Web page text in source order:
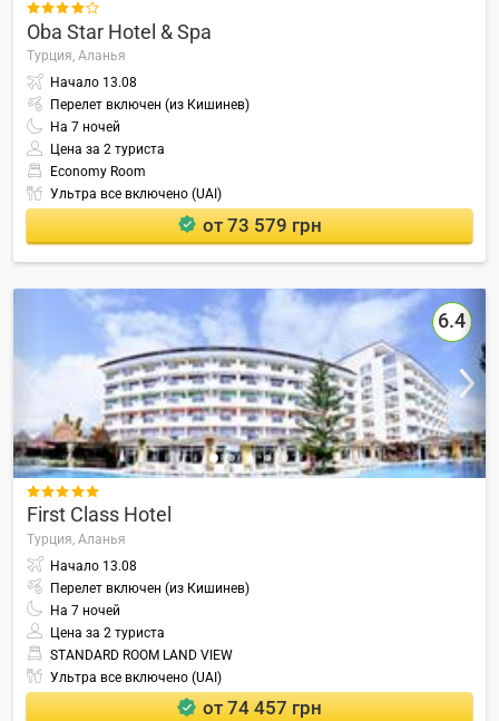

Oba Star Hotel & Spa
Турция, Аланья
Начало 13.08
Перелет включен (из Кишинев)
На 7 ночей
Цена за 2 туриста
Economy Room
Ультра все включено (UAI)
от 73 579 грн
6.4

First Class Hotel
Турция, Аланья
Начало 13.08
Перелет включен (из Кишинев)
На 7 ночей
Цена за 2 туриста
STANDARD ROOM LAND VIEW
Ультра все включено (UAI)
от 74 457 грн